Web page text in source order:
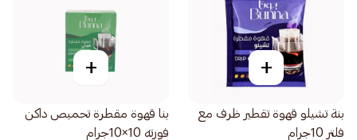
+
بنة تشيلو قهوة تقطير ظرف مع
فلتر 10جرام
+
بنا قهوة مقطرة تحميص داكن
فورته 10×10جرام